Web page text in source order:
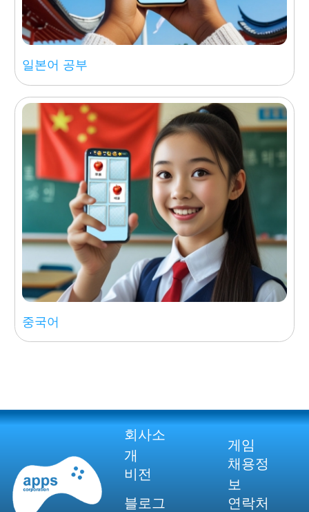
일본어 공부
중국어
회사소
개
게임
비전
채용정
보
블로그
연락처